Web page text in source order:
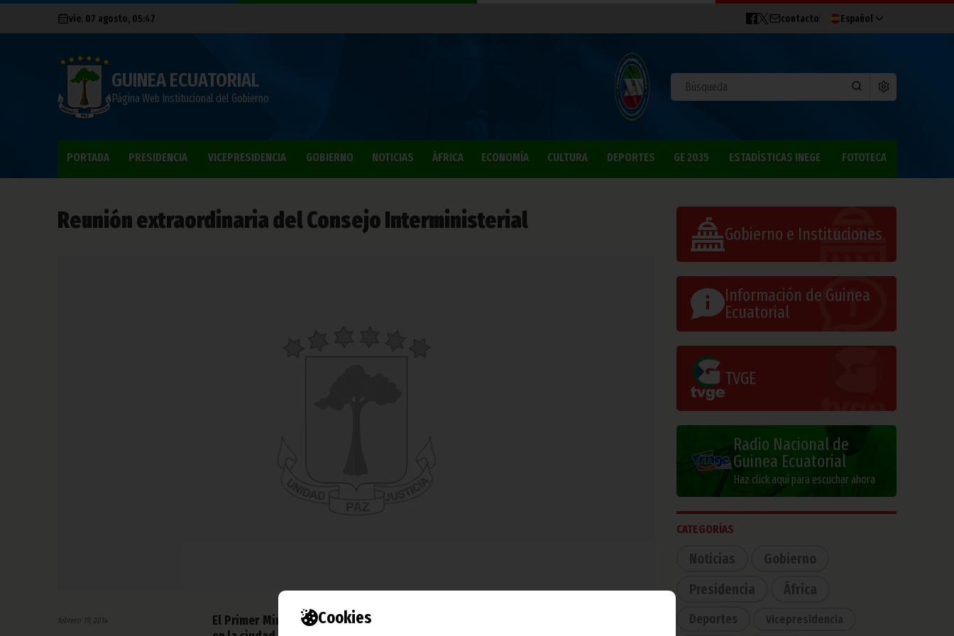
Cookies
vie. 07 agosto, 05:47 contacto Español
GUINEA ECUATORIAL
Página Web Institucional del Gobierno
PORTADA PRESIDENCIA VICEPRESIDENCIA GOBIERNO NOTICIAS ÁFRICA ECONOMÍA CULTURA DEPORTES GE 2035 ESTADÍSTICAS INEGE FOTOTECA
Reunión extraordinaria del Consejo Interministerial
febrero 19, 2014
El Primer Ministro del Gobierno ha presidido en la mañana del martes 18 de febrero
Gobierno e Instituciones
Información de Guinea
Ecuatorial
TVGE
Radio Nacional de
Guinea Ecuatorial
Haz click aquí para escuchar ahora
CATEGORÍAS
Noticias
Gobierno
Presidencia
África
Deportes Vicepresidencia